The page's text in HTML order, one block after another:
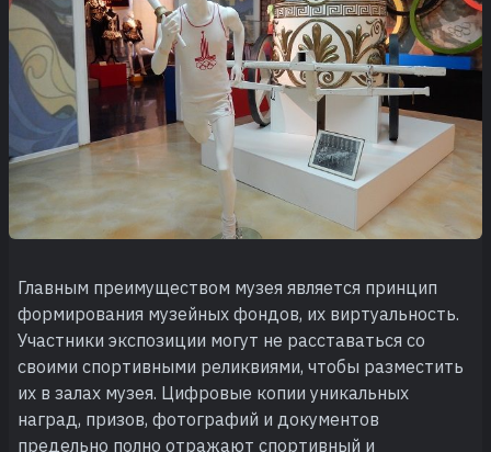
Главным преимуществом музея является принцип
формирования музейных фондов, их виртуальность.
Участники экспозиции могут не расставаться со
своими спортивными реликвиями, чтобы разместить
их в залах музея. Цифровые копии уникальных
наград, призов, фотографий и документов
предельно полно отражают спортивный и